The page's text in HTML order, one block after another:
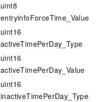
uint8
entryinfoForceTime_Value
uint16
activeTimePerDay_Type
uint16
activeTimePerDay_Value
uint16
inactiveTimePerDay_Type